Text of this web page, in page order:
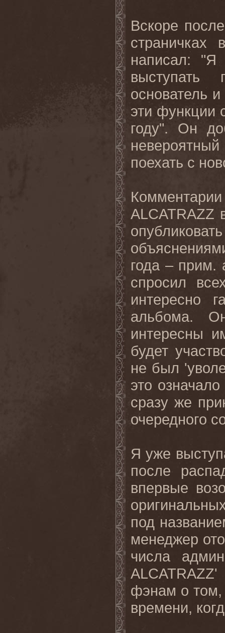
Вскоре
страничках
написал: "Я
основатель
эти функции
году". Он
поехать с
ALCATRAZZ
года – прим.
спросил
интересно
альбома.
интересны
будет
не был
это
сразу же
очередного
Я уже
после
впервые
под
менеджер
числа
фэнам о том,
времени,